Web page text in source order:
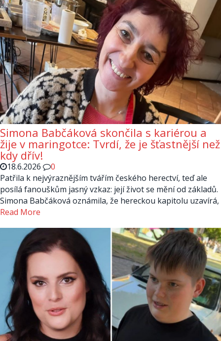
Simona Babčáková skončila s kariérou a
žije v maringotce: Tvrdí, že je šťastnější než
kdy dřív!
18.6.2026
0
Patřila k nejvýraznějším tvářím českého herectví, teď ale
posílá fanouškům jasný vzkaz: její život se mění od základů.
Simona Babčáková oznámila, že hereckou kapitolu uzavírá,
Read More